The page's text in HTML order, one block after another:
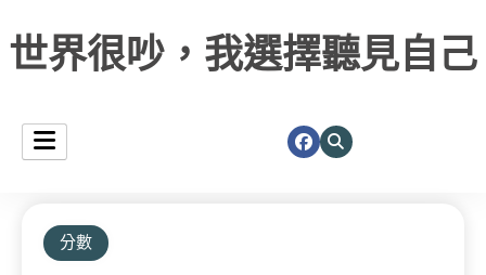
世界很吵，我選擇聽見自己
分數